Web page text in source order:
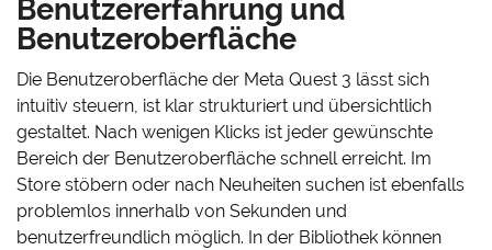
Benutzererfahrung und
Benutzeroberfläche
Die Benutzeroberfläche der Meta Quest 3 lässt sich
intuitiv steuern, ist klar strukturiert und übersichtlich
gestaltet. Nach wenigen Klicks ist jeder gewünschte
Bereich der Benutzeroberfläche schnell erreicht. Im
Store stöbern oder nach Neuheiten suchen ist ebenfalls
problemlos innerhalb von Sekunden und
benutzerfreundlich möglich. In der Bibliothek können